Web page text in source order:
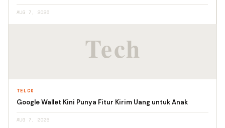
AUG 7, 2026
TELCO
Google Wallet Kini Punya Fitur Kirim Uang untuk Anak
AUG 7, 2026